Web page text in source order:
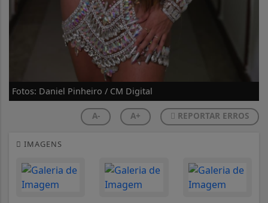
Fotos: Daniel Pinheiro / CM Digital
A- A+ REPORTAR ERROS
IMAGENS